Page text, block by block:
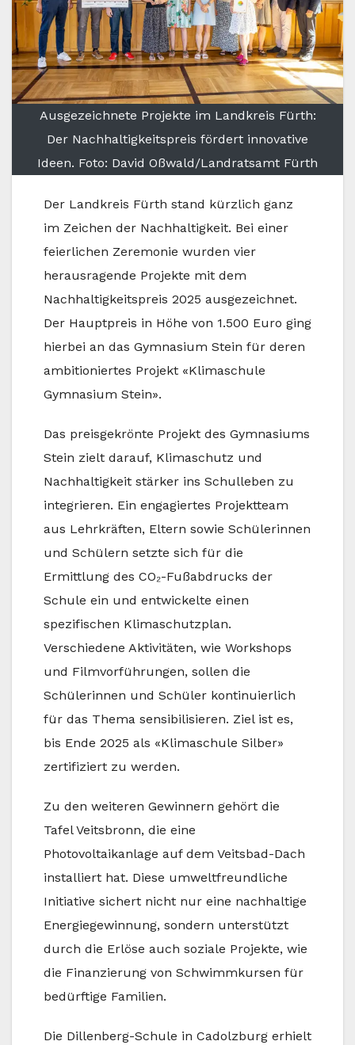
Ausgezeichnete Projekte im Landkreis Fürth:
Der Nachhaltigkeitspreis fördert innovative
Ideen. Foto: David Oßwald/Landratsamt Fürth
Der Landkreis Fürth stand kürzlich ganz
im Zeichen der Nachhaltigkeit. Bei einer
feierlichen Zeremonie wurden vier
herausragende Projekte mit dem
Nachhaltigkeitspreis 2025 ausgezeichnet.
Der Hauptpreis in Höhe von 1.500 Euro ging
hierbei an das Gymnasium Stein für deren
ambitioniertes Projekt «Klimaschule
Gymnasium Stein».
Das preisgekrönte Projekt des Gymnasiums
Stein zielt darauf, Klimaschutz und
Nachhaltigkeit stärker ins Schulleben zu
integrieren. Ein engagiertes Projektteam
aus Lehrkräften, Eltern sowie Schülerinnen
und Schülern setzte sich für die
Ermittlung des CO₂-Fußabdrucks der
Schule ein und entwickelte einen
spezifischen Klimaschutzplan.
Verschiedene Aktivitäten, wie Workshops
und Filmvorführungen, sollen die
Schülerinnen und Schüler kontinuierlich
für das Thema sensibilisieren. Ziel ist es,
bis Ende 2025 als «Klimaschule Silber»
zertifiziert zu werden.
Zu den weiteren Gewinnern gehört die
Tafel Veitsbronn, die eine
Photovoltaikanlage auf dem Veitsbad-Dach
installiert hat. Diese umweltfreundliche
Initiative sichert nicht nur eine nachhaltige
Energiegewinnung, sondern unterstützt
durch die Erlöse auch soziale Projekte, wie
die Finanzierung von Schwimmkursen für
bedürftige Familien.
Die Dillenberg-Schule in Cadolzburg erhielt